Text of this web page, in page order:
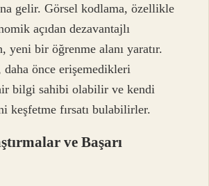
gelir. Görsel kodlama, özellikle
açıdan dezavantajlı
yeni bir öğrenme alanı yaratır.
önce erişemedikleri
bilgi sahibi olabilir ve kendi
keşfetme fırsatı bulabilirler.
ve Başarı